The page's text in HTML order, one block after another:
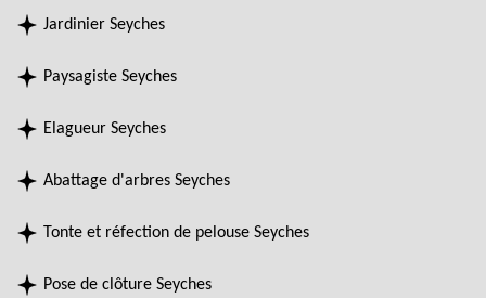
Jardinier Seyches
Paysagiste Seyches
Elagueur Seyches
Abattage d'arbres Seyches
Tonte et réfection de pelouse Seyches
Pose de clôture Seyches